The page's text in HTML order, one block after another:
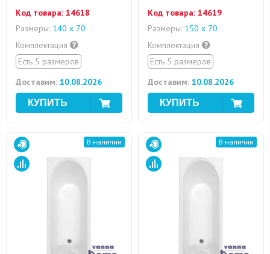
Код товара: 14618
Размеры: 140 х 70
Комплектация
Есть 5 размеров
Доставим: 10.08.2026
Код товара: 14619
Размеры: 150 х 70
Комплектация
Есть 5 размеров
Доставим: 10.08.2026
В наличии В наличии